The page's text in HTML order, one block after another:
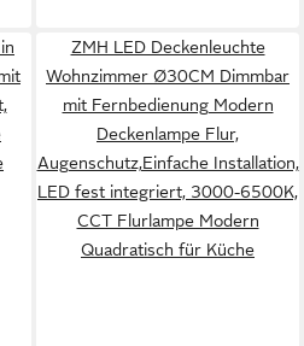
ZMH LED Deckenleuchte
Wohnzimmer Ø30CM Dimmbar
mit Fernbedienung Modern
Deckenlampe Flur,
Augenschutz,Einfache Installation,
LED fest integriert, 3000-6500K,
CCT Flurlampe Modern
Quadratisch für Küche